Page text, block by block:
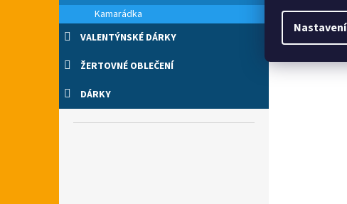
Nastavení
Kamarádka
VALENTÝNSKÉ DÁRKY
ŽERTOVNÉ OBLEČENÍ
DÁRKY